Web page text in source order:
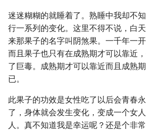
迷迷糊糊的就睡着了。熟睡中我却不
行一系列的变化。这里不得不说，白
来那果子的名字叫阴煞果。一千年一
而且果子也只有在成熟期才可以靠近
了巨毒。成熟期才可以靠近而且成熟
已。
此果子的功效是女性吃了以后会青春
了，身体就会发生变化，变成一个女
人。真不知道我是幸运呢？还是个非常